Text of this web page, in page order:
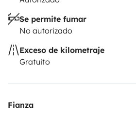
Se permite fumar
No autorizado
Exceso de kilometraje
Gratuito
Fianza